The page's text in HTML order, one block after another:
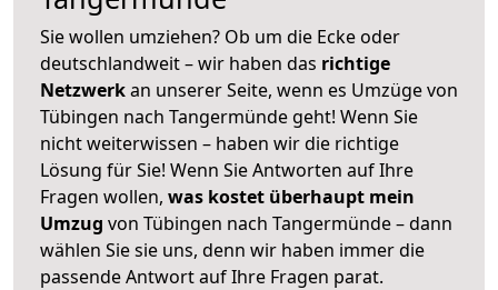
Sie wollen umziehen? Ob um die Ecke oder
deutschlandweit – wir haben das richtige
Netzwerkan unserer Seite, wenn es Umzüge von
Tübingen nach Tangermünde geht! Wenn Sie
nicht weiterwissen – haben wir die richtige
Lösung für Sie! Wenn Sie Antworten auf Ihre
Fragen wollen, was kostet überhaupt mein
Umzug von Tübingen nach Tangermünde – dann
wählen Sie sie uns, denn wir haben immer die
passende Antwort auf Ihre Fragen parat.